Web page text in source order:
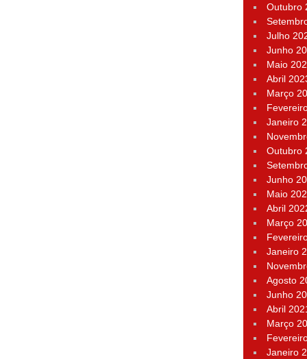
Outubro
Julho
Junho
Maio
Abril
Março
Janeiro
Outubro
Junho
Maio
Abril
Março
Janeiro
Agosto
Junho
Abril
Março
Janeiro